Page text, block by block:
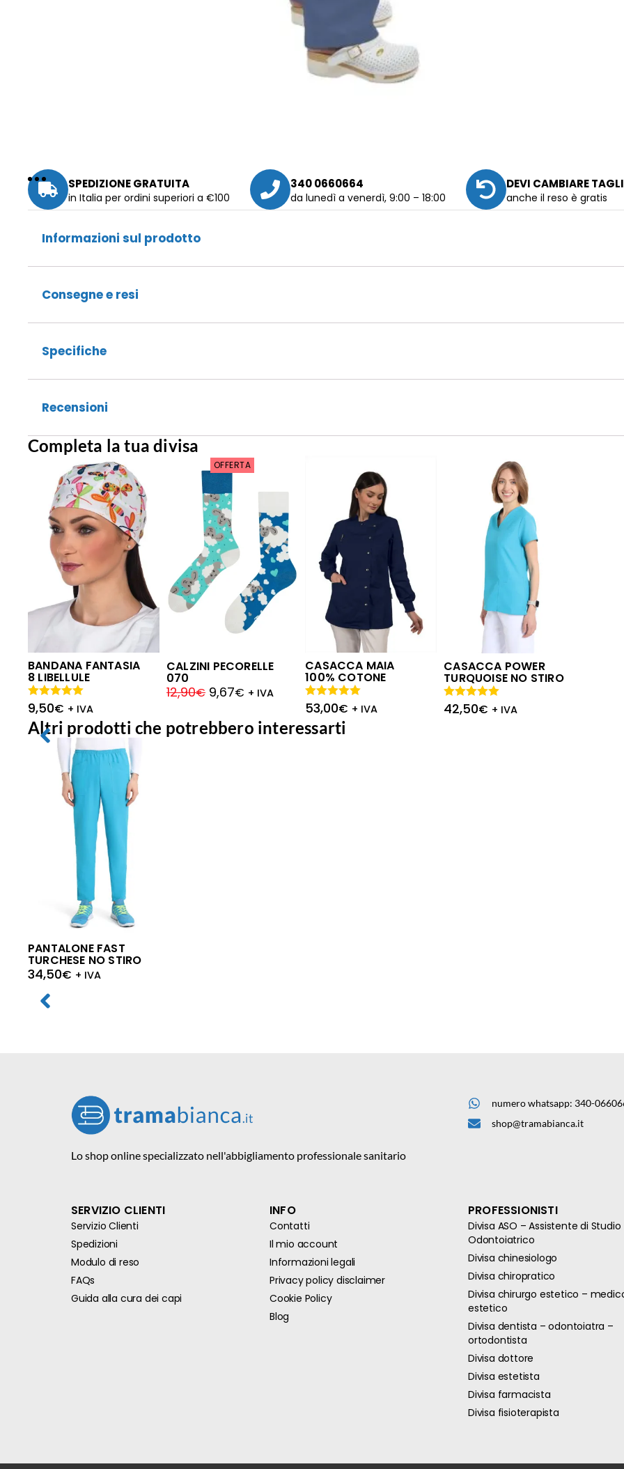
SPEDIZIONE GRATUITA
in Italia per ordini superiori a €100
340 0660664
da lunedì a venerdì, 9:00 – 18:00
DEVI CAMBIARE
anche il reso è gratis
Informazioni sul prodotto
Consegne e resi
Specifiche
Recensioni
Completa la tua divisa
BANDANA FANTASIA
8 LIBELLULE
9,50€ + IVA
Valutato
5.00
OFFERTA
CALZINI PECORELLE
070
12,90€ 9,67€ + IVA
CASACCA MAIA
100% COTONE
53,00€ + IVA
Valutato
5.00
CASACCA POWER
TURQUOISE NO STIRO
42,50€ + IVA
Valutato
5.00 su 5
Altri prodotti che potrebbero interessarti
PANTALONE FAST
TURCHESE NO STIRO
34,50€ + IVA
Lo shop online specializzato nell'abbigliamento professionale sanitario
numero whatsapp: 340-
shop@tramabianca.it
SERVIZIO CLIENTI
Servizio Clienti
Spedizioni
Modulo di reso
FAQs
Guida alla cura dei capi
INFO
Contatti
Il mio account
Informazioni legali
Privacy policy disclaimer
Cookie Policy
Blog
PROFESSIONISTI
Divisa ASO – Assistente di Studio
Odontoiatrico
Divisa chinesiologo
Divisa chiropratico
Divisa chirurgo estetico –
estetico
Divisa dentista – odontoiatra –
ortodontista
Divisa dottore
Divisa estetista
Divisa farmacista
Divisa fisioterapista